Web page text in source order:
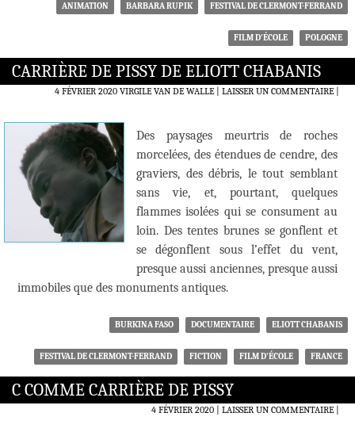
ANIMATION BARBARA RUPIK FESTIVAL DE CLERMONT-FERRAND
FILM D'ÉCOLE POLOGNE
CARRIÈRE DE PISSY DE ELIOTT CHABANIS
4 FÉVRIER 2020 VIRGILE VAN DE WALLE LAISSER UN COMMENTAIRE|
Des paysages meurtris de roches
morcelées, des étendues de cendre, des
graviers, des débris, le tout semblant
sans vie, et, pourtant, quelques
flammes isolées qui se consument au
loin. Des tentes brunes se gonflent et
se dégonflent sous l’effet du vent,
presque aussi anciennes, presque aussi
immobiles que des monuments antiques.
BURKINA FASO DOCUMENTAIRE ELIOTT CHABANIS
FESTIVAL DE CLERMONT-FERRAND FICTION FILM D'ÉCOLE FRANCE
C COMME CARRIÈRE DE PISSY
4 FÉVRIER 2020 LAISSER UN COMMENTAIRE|